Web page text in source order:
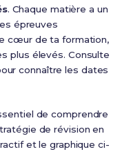
. Chaque matière a un
épreuves
cœur de ta formation,
plus élevés. Consulte
connaître les dates
de comprendre
de révision en
et le graphique ci-